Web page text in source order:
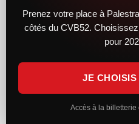
LIRE LA SUITE »
Prenez votre place à
côtés du CVB52.
pour
JE
Accès à la billetterie